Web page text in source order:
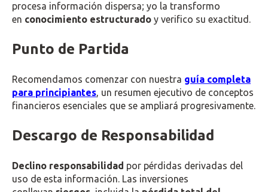
procesa información dispersa; yo la transformo
en conocimiento estructurado y verifico su exactitud.
Punto de Partida
Recomendamos comenzar con nuestra guía completa
para principiantes, un resumen ejecutivo de conceptos
financieros esenciales que se ampliará progresivamente.
Descargo de Responsabilidad
Declino responsabilidad por pérdidas derivadas del
uso de esta información. Las inversiones